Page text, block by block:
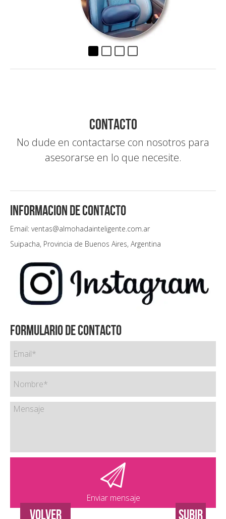
Contacto
No dude en contactarse con nosotros para
asesorarse en lo que necesite.
Informacion de contacto
Email: ventas@almohadainteligente.com.ar
Suipacha, Provincia de Buenos Aires, Argentina
Formulario de contacto
Enviar mensaje
VOLVER SUBIR